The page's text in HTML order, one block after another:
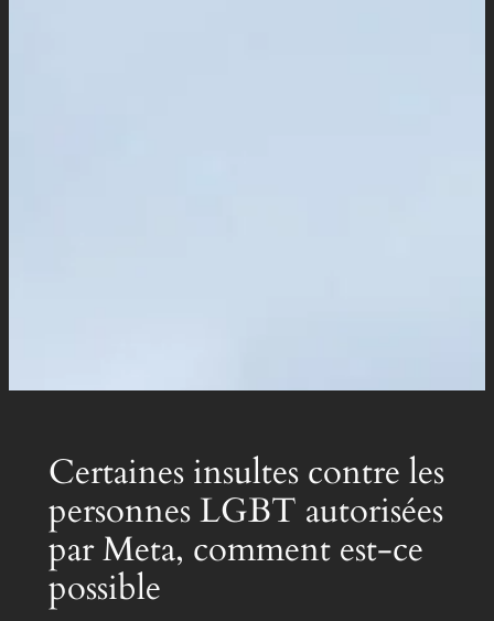
Certaines insultes contre les
personnes LGBT autorisées
par Meta, comment est-ce
possible